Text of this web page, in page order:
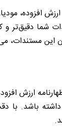
افزوده،
شما دقیق‌تر و
این مستندات،
ارزش
باشد. با